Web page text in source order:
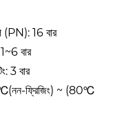
(PN): 16 বার
বার
3 বার
0℃(নন-ফ্রিজিং) ~ (80℃